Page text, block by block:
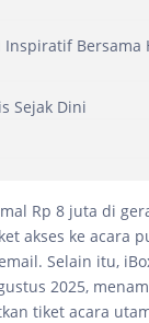
Inspiratif Bersama
Sejak Dini
Rp 8 juta di
akses ke acara
Selain itu,
2025,
tiket acara